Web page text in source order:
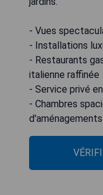
- Vues
- Installations
- Restaurants
italienne raffinée
- Service privé
- Chambres